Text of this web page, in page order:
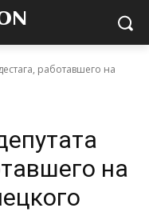
работавшего на
на